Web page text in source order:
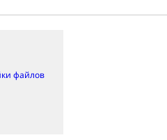
файлов